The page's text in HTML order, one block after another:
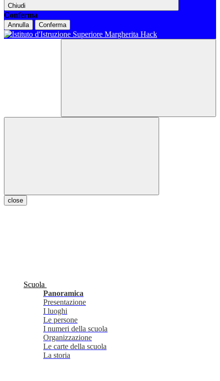
Chiudi
Conferma
Annulla Conferma
close
Scuola
Panoramica
Presentazione
I luoghi
Le persone
I numeri della scuola
Organizzazione
Le carte della scuola
La storia